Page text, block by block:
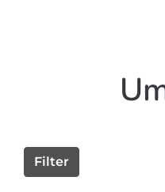
Filter